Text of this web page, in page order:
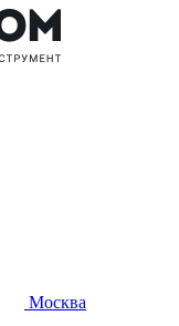
Москва